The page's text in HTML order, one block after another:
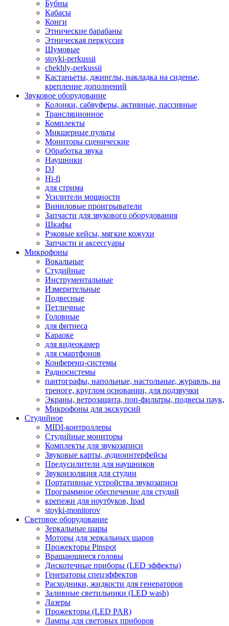
Бубны
Кабасы
Конги
Этнические барабаны
Этническая перкуссия
Шумовые
stoyki-perkussii
chekhly-perkussii
Кастаньеты, джинглы, накладка на сиденье,
крепление дополнений
Звуковое оборудование
Колонки, сабвуферы, активные, пассивные
Трансляционное
Комплекты
Микшерные пульты
Мониторы сценические
Обработка звука
Наушники
DJ
Hi-fi
для стрима
Усилители мощности
Виниловые проигрыватели
Запчасти для звукового оборудования
Шкафы
Рэковые кейсы, мягкие кожухи
Запчасти и аксессуары
Микрофоны
Вокальные
Студийные
Инструментальные
Измерительные
Подвесные
Петличные
Головные
для фитнеса
Караоке
для видеокамер
для смартфонов
Конференц-системы
Радиосистемы
пантографы, напольные, настольные, журавль, на
треноге, круглом основании, для подзвучки
Экраны, ветрозащита, поп-фильтры, подвесы паук,
Микрофоны для экскурсий
Студийное
MIDI-контроллеры
Студийные мониторы
Комплекты для звукозаписи
Звуковые карты, аудиоинтерфейсы
Предусилители для наушников
Звукоизоляция для студии
Портативные устройства звукозаписи
Программное обеспечение для студий
крепежи для ноутбуков, Ipad
stoyki-monitorov
Световое оборудование
Зеркальные шары
Моторы для зеркальных шаров
Прожекторы Pinspot
Вращающиеся головы
Дискотечные приборы (LED эффекты)
Генераторы спецэффектов
Расходники, жидкости для генераторов
Заливные светильники (LED wash)
Лазеры
Прожекторы (LED PAR)
Лампы для световых приборов